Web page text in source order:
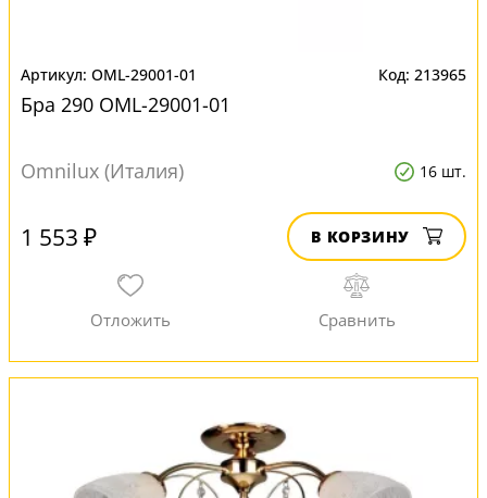
OML-29001-01 213965
Бра 290 OML-29001-01
Omnilux (Италия) 16 шт.
1 553 ₽ В КОРЗИНУ